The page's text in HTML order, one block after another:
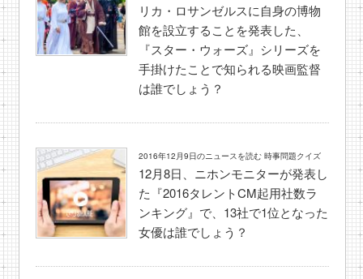
リカ・ロサンゼルスに自身の博物
館を設立することを発表した、
『スター・ウォーズ』シリーズを
手掛けたことで知られる映画監督
は誰でしょう？
2016年12月9日のニュースを読む 時事問題クイズ
12月8日、ニホンモニターが発表し
た『2016タレントCM起用社数ラ
ンキング』で、13社で1位となった
女優は誰でしょう？